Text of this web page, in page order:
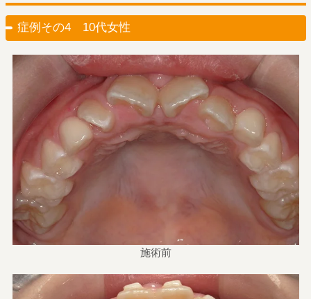
症例その4 10代女性
施術前